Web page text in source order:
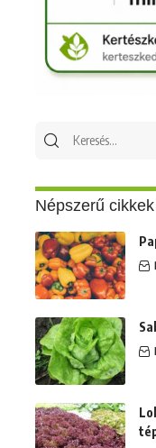
Keresés
Népszerű cikkek